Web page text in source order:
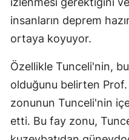
insanların deprem
ortaya koyuyor.
Özellikle Tunceli'nin,
olduğunu belirten Prof.
zonunun Tunceli'nin
etti. Bu fay zonu,